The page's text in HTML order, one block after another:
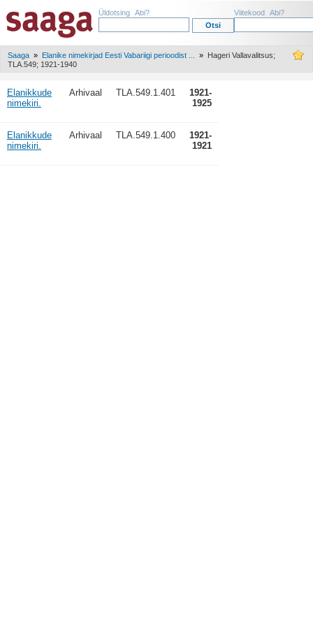
Üldotsing Abi? Viitekood Abi?
Saaga » Elanike nimekirjad Eesti Vabariigi perioodist ... » Hageri Vallavalitsus;
TLA.549; 1921-1940
Elanikkude
nimekiri.
Arhivaal TLA.549.1.401
1921-
1925
Elanikkude
nimekiri.
Arhivaal TLA.549.1.400
1921-
1921